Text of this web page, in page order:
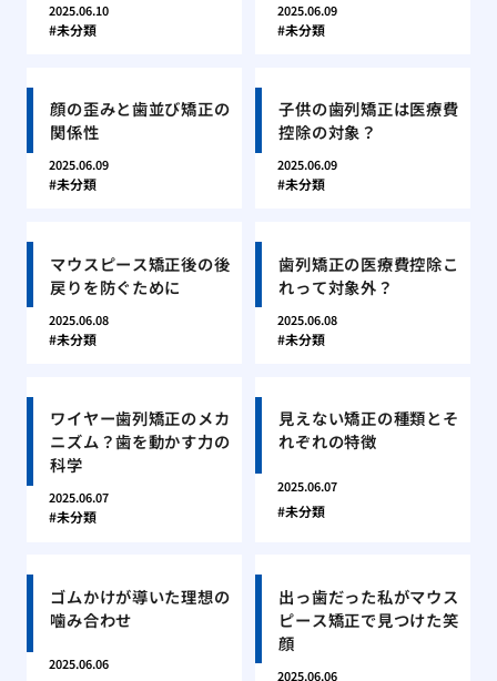
2025.06.10
未分類
2025.06.09
未分類
顔の歪みと歯並び矯正の
関係性
2025.06.09
未分類
子供の歯列矯正は医療費
控除の対象？
2025.06.09
未分類
マウスピース矯正後の後
戻りを防ぐために
2025.06.08
未分類
歯列矯正の医療費控除こ
れって対象外？
2025.06.08
未分類
ワイヤー歯列矯正のメカ
ニズム？歯を動かす力の
科学
2025.06.07
未分類
見えない矯正の種類とそ
れぞれの特徴
2025.06.07
未分類
ゴムかけが導いた理想の
噛み合わせ
2025.06.06
出っ歯だった私がマウス
ピース矯正で見つけた笑
顔
2025.06.06